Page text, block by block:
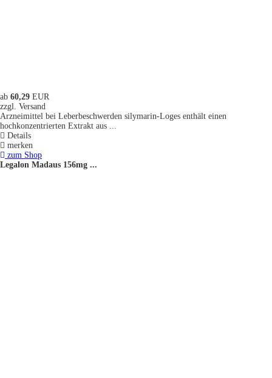
ab 60,29 EUR
zzgl. Versand
Arzneimittel bei Leberbeschwerden silymarin-Loges enthält einen
hochkonzentrierten Extrakt aus ...
Details
merken
zum Shop
Legalon Madaus 156mg ...